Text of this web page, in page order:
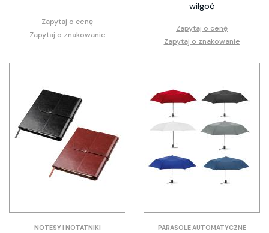
Zapytaj o cenę
Zapytaj o znakowanie
wilgoć
Zapytaj o cenę
Zapytaj o znakowanie
NOTESY I NOTATNIKI PARASOLE AUTOMATYCZNE